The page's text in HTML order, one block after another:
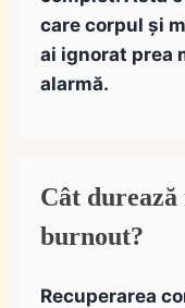
care corpul și
ai ignorat prea
alarmă.
Cât
burnout?
Recuperarea